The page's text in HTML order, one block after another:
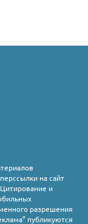
на сайт
и
разрешения
публикуются